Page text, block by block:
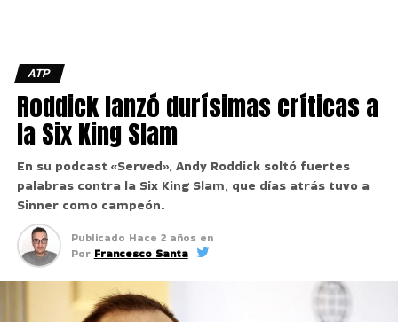
ATP
Roddick lanzó durísimas críticas a
la Six King Slam
En su podcast «Served», Andy Roddick soltó fuertes
palabras contra la Six King Slam, que días atrás tuvo a
Sinner como campeón.
Publicado Hace 2 años en
Por Francesco Santa